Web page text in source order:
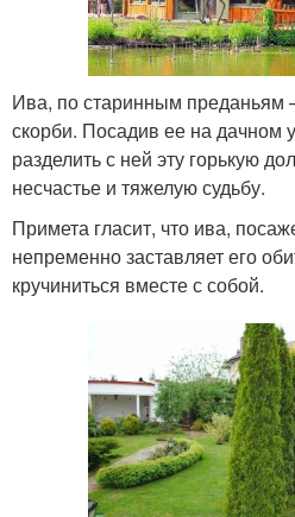
Ива, по старинным преданьям
скорби. Посадив ее на дачном
разделить с ней эту горькую
несчастье и тяжелую судьбу.
Примета гласит, что ива,
непременно заставляет его
кручиниться вместе с собой.